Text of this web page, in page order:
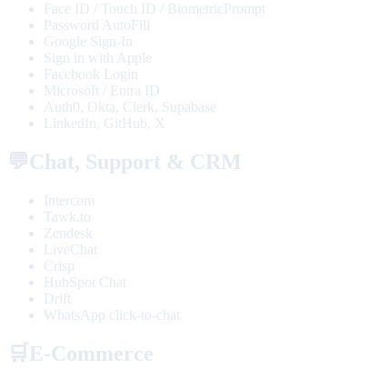
Face ID / Touch ID / BiometricPrompt
Password AutoFill
Google Sign-In
Sign in with Apple
Facebook Login
Microsoft / Entra ID
Auth0, Okta, Clerk, Supabase
LinkedIn, GitHub, X
💬Chat, Support & CRM
Intercom
Tawk.to
Zendesk
LiveChat
Crisp
HubSpot Chat
Drift
WhatsApp click-to-chat
🛒E-Commerce